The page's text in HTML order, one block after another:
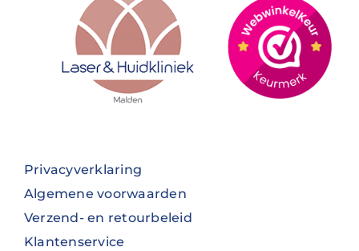
Privacyverklaring
Algemene voorwaarden
Verzend- en retourbeleid
Klantenservice